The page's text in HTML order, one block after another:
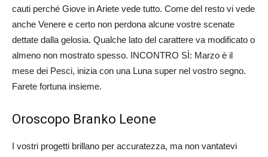
cauti perché Giove in Ariete vede tutto. Come del resto vi vede
anche Venere e certo non perdona alcune vostre scenate
dettate dalla gelosia. Qualche lato del carattere va modificato o
almeno non mostrato spesso. INCONTRO SÌ: Marzo è il
mese dei Pesci, inizia con una Luna super nel vostro segno.
Farete fortuna insieme.
Oroscopo Branko Leone
I vostri progetti brillano per accuratezza, ma non vantatevi